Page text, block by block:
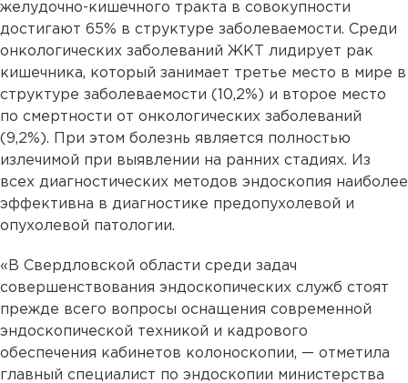
желудочно-кишечного тракта в совокупности
достигают 65% в структуре заболеваемости. Среди
онкологических заболеваний ЖКТ лидирует рак
кишечника, который занимает третье место в мире в
структуре заболеваемости (10,2%) и второе место
по смертности от онкологических заболеваний
(9,2%). При этом болезнь является полностью
излечимой при выявлении на ранних стадиях. Из
всех диагностических методов эндоскопия наиболее
эффективна в диагностике предопухолевой и
опухолевой патологии.
«В Свердловской области среди задач
совершенствования эндоскопических служб стоят
прежде всего вопросы оснащения современной
эндоскопической техникой и кадрового
обеспечения кабинетов колоноскопии, — отметила
главный специалист по эндоскопии министерства